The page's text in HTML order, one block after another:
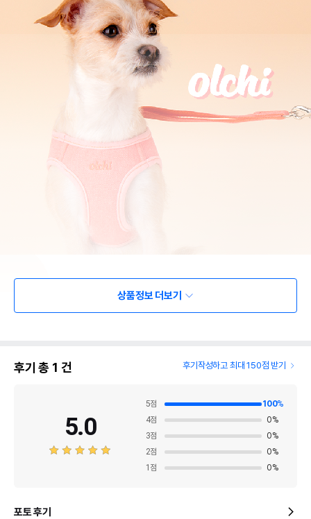
상품정보 더보기
후기 총 1 건 후기작성하고 최대 150점 받기
5.0
5점 100%
4점 0%
3점 0%
2점 0%
1 점 0%
포토 후기